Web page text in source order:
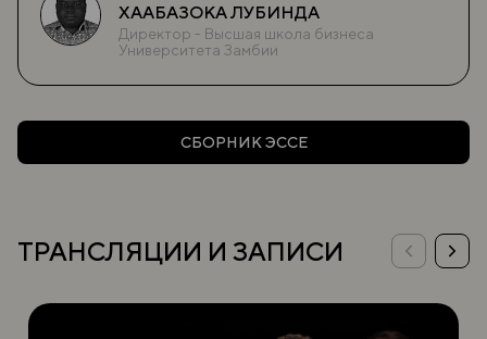
ХААБАЗОКА ЛУБИНДА
Директор - Высшая школа бизнеса
Университета Замбии
СБОРНИК ЭССЕ
ТРАНСЛЯЦИИ И ЗАПИСИ